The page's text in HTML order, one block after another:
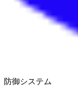
防御システム